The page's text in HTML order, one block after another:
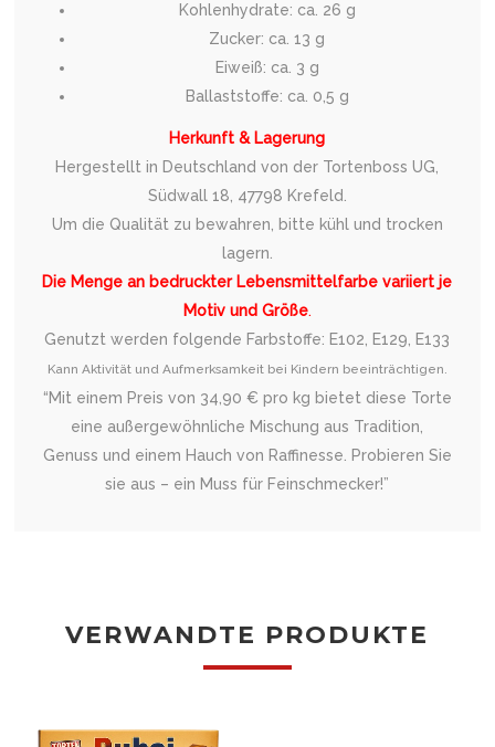
Kohlenhydrate: ca. 26 g
Zucker: ca. 13 g
Eiweiß: ca. 3 g
Ballaststoffe: ca. 0,5 g
Herkunft & Lagerung
Hergestellt in Deutschland von der Tortenboss UG,
Südwall 18, 47798 Krefeld.
Um die Qualität zu bewahren, bitte kühl und trocken
lagern.
Die Menge an bedruckter Lebensmittelfarbe variiert je
Motiv und Größe.
Genutzt werden folgende Farbstoffe: E102, E129, E133
Kann Aktivität und Aufmerksamkeit bei Kindern beeinträchtigen.
“Mit einem Preis von 34,90 € pro kg bietet diese Torte
eine außergewöhnliche Mischung aus Tradition,
Genuss und einem Hauch von Raffinesse. Probieren Sie
sie aus – ein Muss für Feinschmecker!”
VERWANDTE PRODUKTE